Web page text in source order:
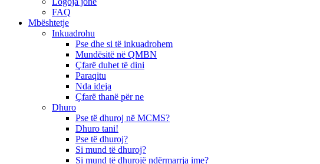
FAQ
Mbështetje
Inkuadrohu
Pse dhe si të inkuadrohem
Mundësitë në QMBN
Çfarë duhet të dini
Paraqitu
Nda ideja
Çfarë thanë për ne
Dhuro
Pse të dhuroj në MCMS?
Dhuro tani!
Pse të dhuroj?
Si mund të dhuroj?
Si mund të dhurojë ndërmarrja ime?